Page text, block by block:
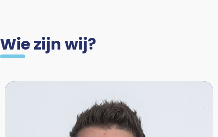
Wie zijn wij?